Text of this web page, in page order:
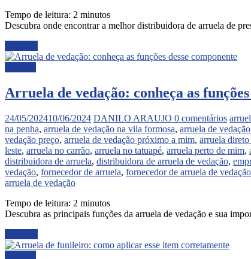
Tempo de leitura: 2 minutos
Descubra onde encontrar a melhor distribuidora de arruela de
Arruela de vedação: conheça as
24/05/202410/06/2024 DANILO ARAUJO 0 comentários
na penha, arruela de vedação na vila formosa, arruela de
vedação preço, arruela de vedação próximo a mim, arruela
leste, arruela no carrão, arruela no tatuapé, arruela perto de mim,
distribuidora de arruela, distribuidora de arruela de vedação,
vedação, fornecedor de arruela, fornecedor de arruela de vedação
arruela de vedação
Tempo de leitura: 2 minutos
Descubra as principais funções da arruela de vedação e sua